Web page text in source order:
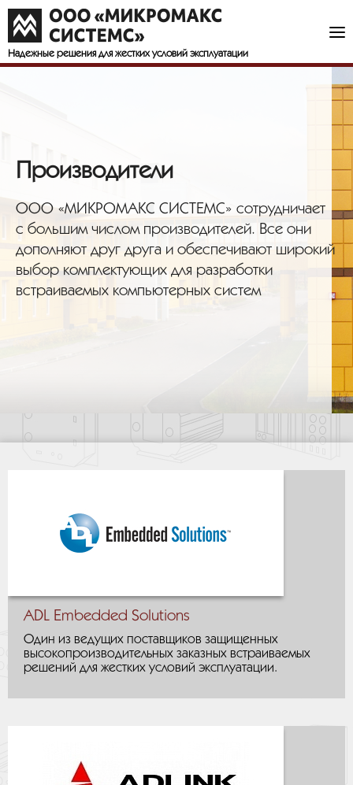
Надежные решения для жестких условий эксплуатации
Производители
ООО «МИКРОМАКС СИСТЕМС» сотрудничает
с большим числом производителей. Все они
дополняют друг друга и обеспечивают широкий
выбор комплектующих для разработки
встраиваемых компьютерных систем
ADL Embedded Solutions
Один из ведущих поставщиков защищенных
высокопроизводительных заказных встраиваемых
решений для жестких условий эксплуатации.